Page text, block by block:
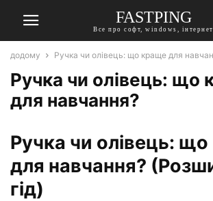
FASTPING
Все про софт, windows, інтернет
додому Ручка чи олівець: що краще для
Ручка чи олівець: що
для навчання?
Ручка чи олівець:
для навчання?
гід)